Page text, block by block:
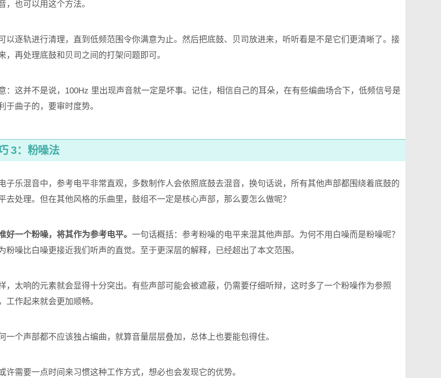
，也可以用这个方法。
以逐轨进行清理，直到低频范围令你满意为止。然后把底鼓、贝司放进来，听听看是不是它们更清晰了。接
，再处理底鼓和贝司之间的打架问题即可。
：这并不是说，100Hz 里出现声音就一定是坏事。记住，相信自己的耳朵，在有些编曲场合下，低频信号是
于曲子的，要审时度势。
3：粉噪法
子乐混音中，参考电平非常直观，多数制作人会依照底鼓去混音，换句话说，所有其他声部都围绕着底鼓的
去处理。但在其他风格的乐曲里，鼓组不一定是核心声部，那么要怎么做呢？
好一个粉噪，将其作为参考电平。 一句话概括：参考粉噪的电平来混其他声部。为何不用白噪而是粉噪呢？
粉噪比白噪更接近我们听声的直觉。至于更深层的解释，已经超出了本文范围。
，太响的元素就会显得十分突出。有些声部可能会被遮蔽，仍需要仔细听辩，这时多了一个粉噪作为参照
工作起来就会更加顺畅。
一个声部都不应该独占编曲，就算音量层层叠加，总体上也要能包得住。
许需要一点时间来习惯这种工作方式，想必也会发现它的优势。